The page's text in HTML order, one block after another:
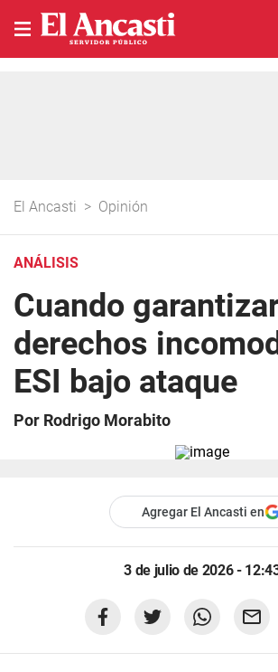
El Ancasti > Opinión
ANÁLISIS
Cuando
derechos
ESI bajo ataque
Por Rodrigo Morabito
Agregar El Ancasti en
3 de julio de 2026 -